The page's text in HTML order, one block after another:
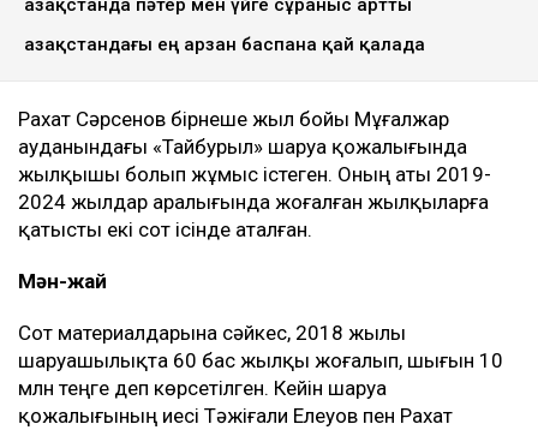
Қазақстанда пәтер мен үйге сұраныс артты
Қазақстандағы ең арзан баспана қай қалада
Рахат Сәрсенов бірнеше жыл бойы Мұғалжар
ауданындағы «Тайбурыл» шаруа қожалығында
жылқышы болып жұмыс істеген. Оның аты 2019-
2024 жылдар аралығында жоғалған жылқыларға
қатысты екі сот ісінде аталған.
Мән-жай
Сот материалдарына сәйкес, 2018 жылы
шаруашылықта 60 бас жылқы жоғалып, шығын 10
млн теңге деп көрсетілген. Кейін шаруа
қожалығының иесі Тәжіғали Елеуов пен Рахат